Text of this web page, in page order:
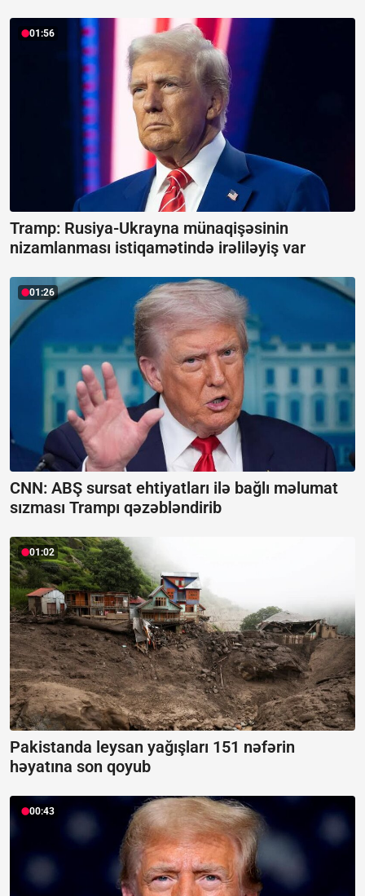
01:56
Tramp: Rusiya-Ukrayna münaqişəsinin
nizamlanması istiqamətində irəliləyiş var
01:26
CNN: ABŞ sursat ehtiyatları ilə bağlı məlumat
sızması Trampı qəzəbləndirib
01:02
Pakistanda leysan yağışları 151 nəfərin
həyatına son qoyub
00:43